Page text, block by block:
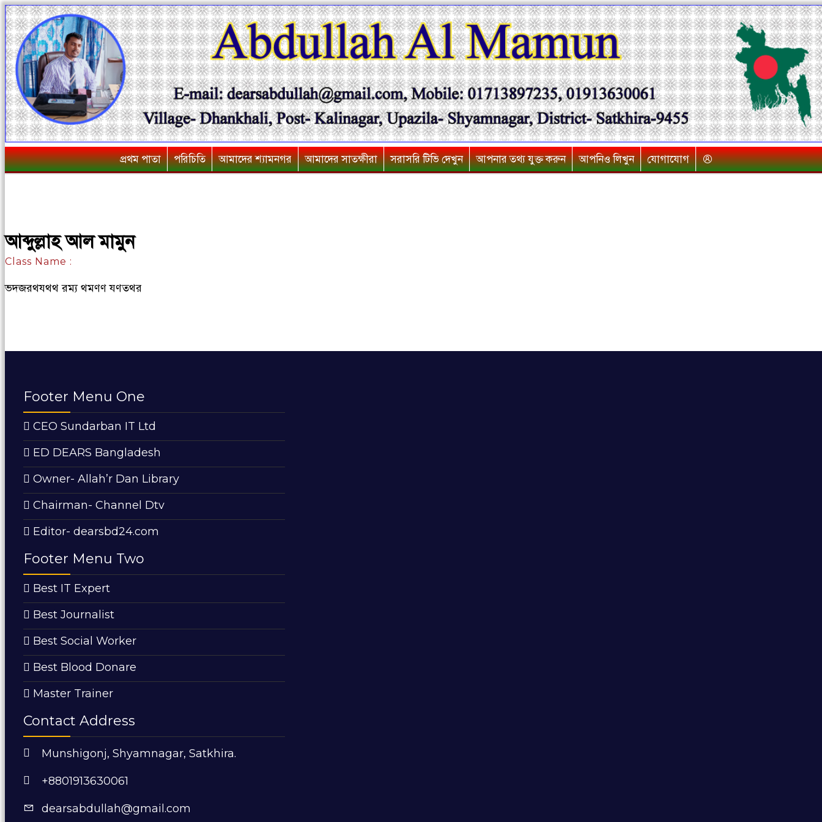
প্রথম পাতা পরিচিতি আমাদের শ্যামনগর আমাদের সাতক্ষীরা সরাসরি টিভি দেখুন আপনার তথ্য যুক্ত করুন আপনিও লিখুন যোগাযোগ
আব্দুল্লাহ আল মামুন
Class Name :
ভদজরথযথথ রম্য থমণণ যণতথর
Footer Menu One
CEO Sundarban IT Ltd
ED DEARS Bangladesh
Owner- Allah’r Dan Library
Chairman- Channel Dtv
Editor- dearsbd24.com
Footer Menu Two
Best IT Expert
Best Journalist
Best Social Worker
Best Blood Donare
Master Trainer
Contact Address
Munshigonj, Shyamnagar, Satkhira.
+8801913630061
dearsabdullah@gmail.com